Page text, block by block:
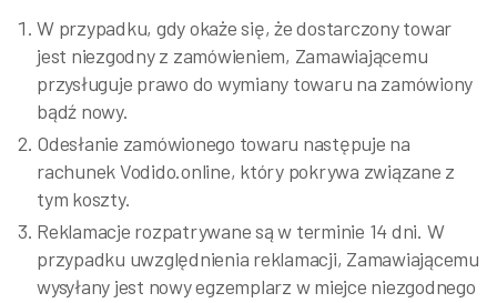
W przypadku, gdy okaże się, że dostarczony towar
jest niezgodny z zamówieniem, Zamawiającemu
przysługuje prawo do wymiany towaru na zamówiony
bądź nowy.
Odesłanie zamówionego towaru następuje na
rachunek Vodido.online, który pokrywa związane z
tym koszty.
Reklamacje rozpatrywane są w terminie 14 dni. W
przypadku uwzględnienia reklamacji, Zamawiającemu
wysyłany jest nowy egzemplarz w miejce niezgodnego